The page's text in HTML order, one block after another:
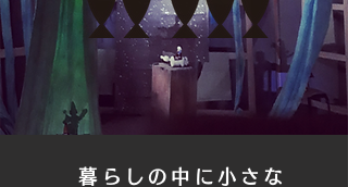
暮らしの中に小さな